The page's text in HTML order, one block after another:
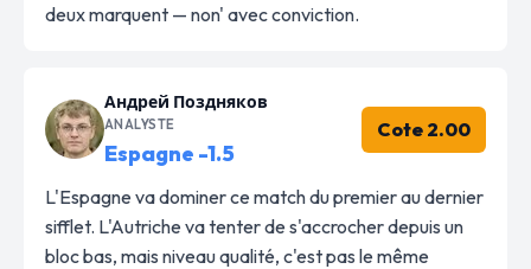
deux marquent — non' avec conviction.
Андрей Поздняков
ANALYSTE
Espagne -1.5
Cote 2.00
L'Espagne va dominer ce match du premier au dernier
sifflet. L'Autriche va tenter de s'accrocher depuis un
bloc bas, mais niveau qualité, c'est pas le même